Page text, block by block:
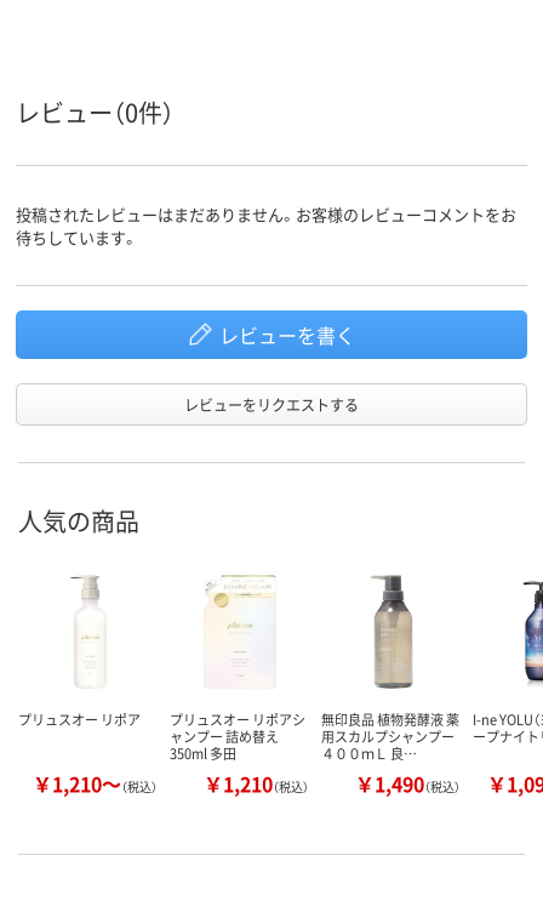
レビュー（0件）
投稿されたレビューはまだありません。お客様のレビューコメントをお
待ちしています。
レビューを書く
レビューをリクエストする
人気の商品
プリュスオー リポア
￥1,210～（税込）
プリュスオー リポアシ
ャンプー 詰め替え
350ml 多田
￥1,210（税込）
無印良品 植物発酵液 薬
用スカルプシャンプー
４００ｍＬ 良…
￥1,490（税込）
I-ne YOLU
ープナイ
￥